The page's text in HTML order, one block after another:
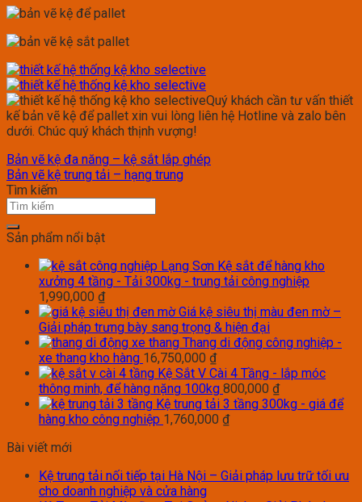
Quý khách cần tư vấn thiết
kế bản vẽ kệ để pallet xin vui lòng liên hệ Hotline và zalo bên
dưới. Chúc quý khách thịnh vượng!
Bản vẽ kệ đa năng – kệ sắt lắp ghép
Bản vẽ kệ trung tải – hạng trung
Tìm kiếm
Sản phẩm nổi bật
Kệ sắt để hàng kho
xưởng 4 tầng - Tải 300kg - trung tải công nghiệp
1,990,000 ₫
Giá kệ siêu thị màu đen mờ –
Giải pháp trưng bày sang trọng & hiện đại
Thang di động công nghiệp -
xe thang kho hàng 16,750,000 ₫
Kệ Sắt V Cài 4 Tầng - lắp móc
thông minh, để hàng nặng 100kg 800,000 ₫
Kệ trung tải 3 tầng 300kg - giá để
hàng kho công nghiệp 1,760,000 ₫
Bài viết mới
Kệ trung tải nối tiếp tại Hà Nội – Giải pháp lưu trữ tối ưu
cho doanh nghiệp và cửa hàng